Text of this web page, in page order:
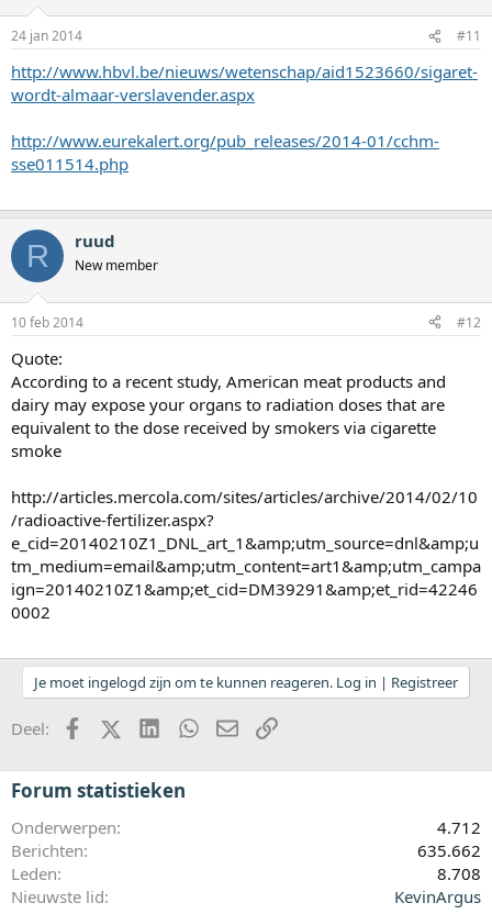
24 jan 2014 #11
http://www.hbvl.be/nieuws/wetenschap/aid1523660/sigaret-
wordt-almaar-verslavender.aspx
http://www.eurekalert.org/pub_releases/2014-01/cchm-
sse011514.php
R ruud
New member
10 feb 2014 #12
Quote:
According to a recent study, American meat products and
dairy may expose your organs to radiation doses that are
equivalent to the dose received by smokers via cigarette
smoke
http://articles.mercola.com/sites/articles/archive/2014/02/10
/radioactive-fertilizer.aspx?
e_cid=20140210Z1_DNL_art_1&amp;utm_source=dnl&amp;u
tm_medium=email&amp;utm_content=art1&amp;utm_campa
ign=20140210Z1&amp;et_cid=DM39291&amp;et_rid=42246
0002
Je moet ingelogd zijn om te kunnen reageren. Log in | Registreer
Deel: FacebookX (Twitter)LinkedInWhatsApp
E-mailkoppeling
Forum statistieken
Onderwerpen
4.712
Berichten
635.662
Leden
8.708
Nieuwste lid
KevinArgus